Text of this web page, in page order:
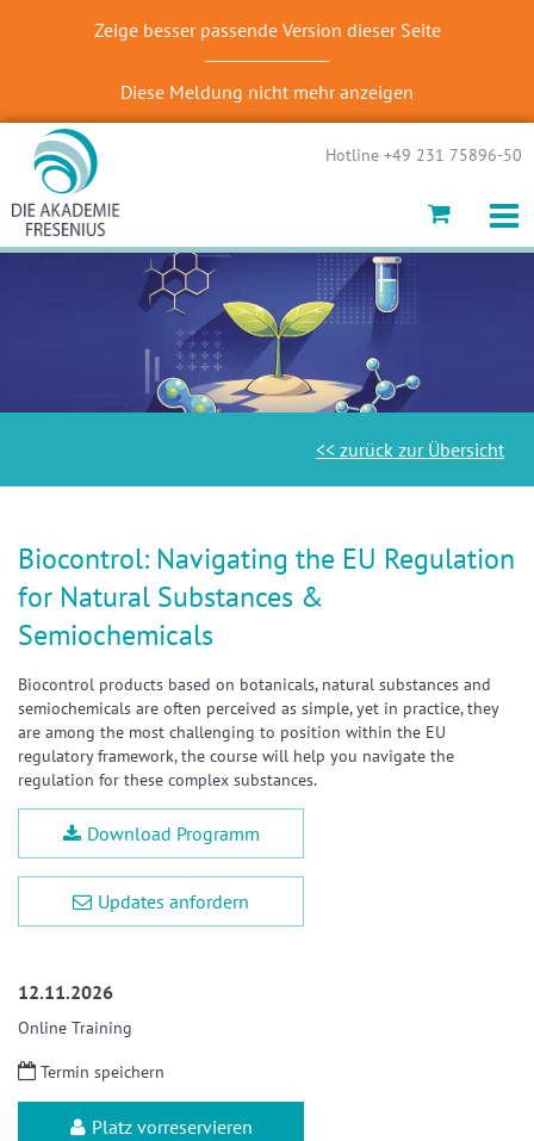
Zeige besser passende Version dieser Seite
Diese Meldung nicht mehr anzeigen
Hotline +49 231 75896-50
<< zurück zur Übersicht
Biocontrol: Navigating the EU Regulation
for Natural Substances &
Semiochemicals
Biocontrol products based on botanicals, natural substances and
semiochemicals are often perceived as simple, yet in practice, they
are among the most challenging to position within the EU
regulatory framework, the course will help you navigate the
regulation for these complex substances.
Download Programm
Updates anfordern
12.11.2026
Online Training
Termin speichern
Platz vorreservieren